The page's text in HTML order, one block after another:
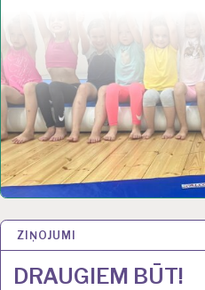
ZIŅOJUMI
DRAUGIEM BŪT!
17 JŪL 2023